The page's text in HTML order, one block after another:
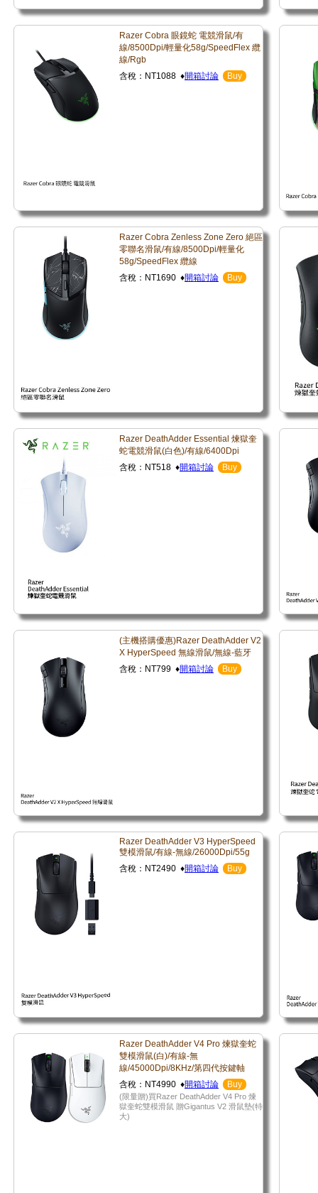
Razer Cobra 眼鏡蛇 電競滑鼠/有
線/8500Dpi/輕量化58g/SpeedFlex 纜
線/Rgb
含稅：NT1088 ♦開箱討論 Buy
Razer Cobra Zenless Zone Zero 絕區
零聯名滑鼠/有線/8500Dpi/輕量化
58g/SpeedFlex 纜線
含稅：NT1690 ♦開箱討論 Buy
Razer DeathAdder Essential 煉獄奎
蛇電競滑鼠(白色)/有線/6400Dpi
含稅：NT518 ♦開箱討論 Buy
(主機搭購優惠)Razer DeathAdder V2
X HyperSpeed 無線滑鼠/無線-藍牙
含稅：NT799 ♦開箱討論 Buy
Razer DeathAdder V3 HyperSpeed
雙模滑鼠/有線-無線/26000Dpi/55g
含稅：NT2490 ♦開箱討論 Buy
Razer DeathAdder V4 Pro 煉獄奎蛇
雙模滑鼠(白)/有線-無
線/45000Dpi/8KHz/第四代按鍵軸
含稅：NT4990 ♦開箱討論 Buy
(限量贈)買Razer DeathAdder V4 Pro 煉
獄奎蛇雙模滑鼠 贈Gigantus V2 滑鼠墊(特
大)